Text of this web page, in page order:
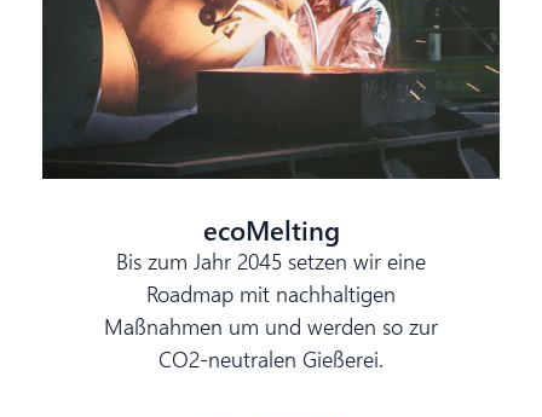
ecoMelting
Bis zum Jahr 2045 setzen wir eine
Roadmap mit nachhaltigen
Maßnahmen um und werden so zur
CO2-neutralen Gießerei.